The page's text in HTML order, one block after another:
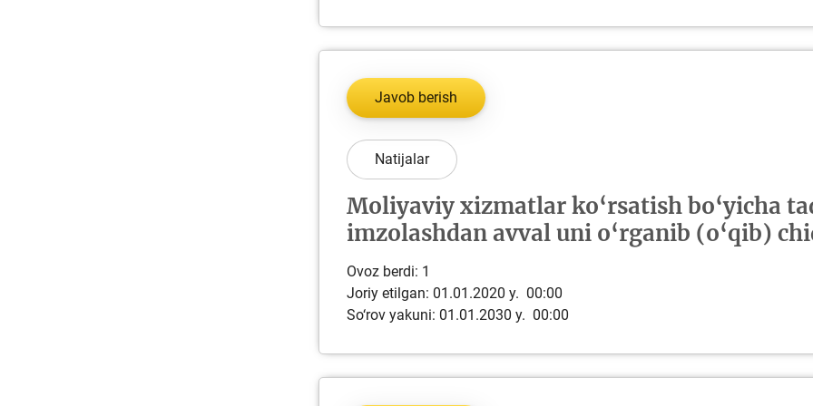
Javob berish
Natijalar
Moliyaviy xizmatlar ko‘rsatish bo‘yicha
imzolashdan avval uni o‘rganib (o‘qib)
Ovoz berdi: 1
Joriy etilgan: 01.01.2020 y. 00:00
So‘rov yakuni: 01.01.2030 y. 00:00